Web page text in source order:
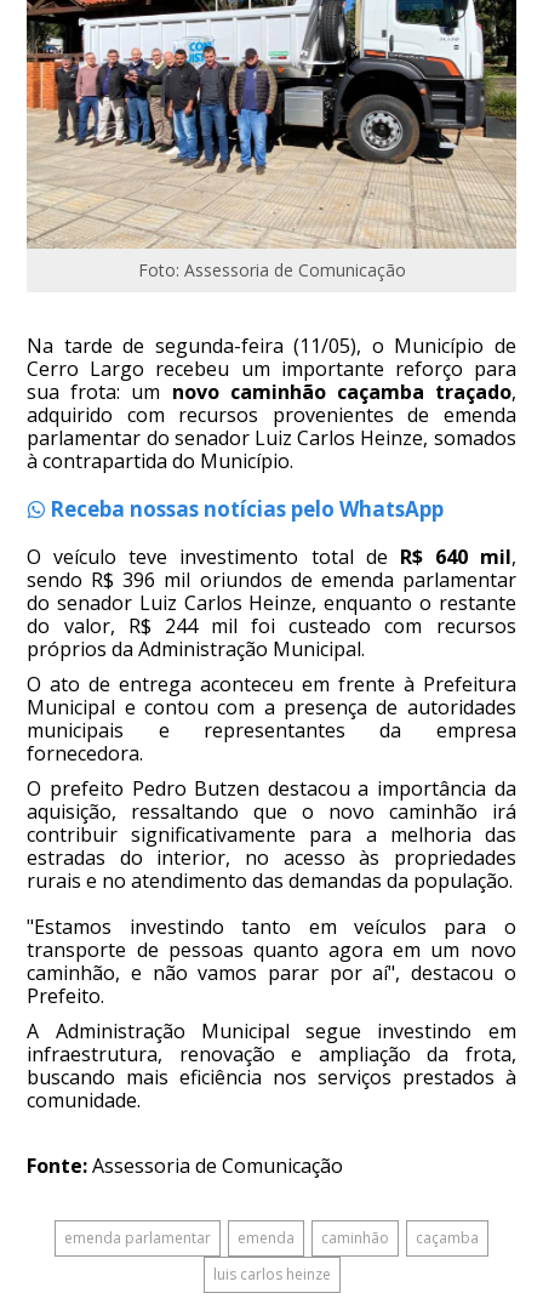
Foto: Assessoria de Comunicação
Na tarde de segunda-feira (11/05), o Município de
Cerro Largo recebeu um importante reforço para
sua frota: um novo caminhão caçamba traçado,
adquirido com recursos provenientes de emenda
parlamentar do senador Luiz Carlos Heinze, somados
à contrapartida do Município.
Receba nossas notícias pelo WhatsApp
O veículo teve investimento total de R$ 640 mil,
sendo R$ 396 mil oriundos de emenda parlamentar
do senador Luiz Carlos Heinze, enquanto o restante
do valor, R$ 244 mil foi custeado com recursos
próprios da Administração Municipal.
O ato de entrega aconteceu em frente à Prefeitura
Municipal e contou com a presença de autoridades
municipais e representantes da empresa
fornecedora.
O prefeito Pedro Butzen destacou a importância da
aquisição, ressaltando que o novo caminhão irá
contribuir significativamente para a melhoria das
estradas do interior, no acesso às propriedades
rurais e no atendimento das demandas da população.
"Estamos investindo tanto em veículos para o
transporte de pessoas quanto agora em um novo
caminhão, e não vamos parar por aí", destacou o
Prefeito.
A Administração Municipal segue investindo em
infraestrutura, renovação e ampliação da frota,
buscando mais eficiência nos serviços prestados à
comunidade.
Fonte:Assessoria de Comunicação
emenda parlamentar emenda caminhão
caçamba
luis carlos heinze